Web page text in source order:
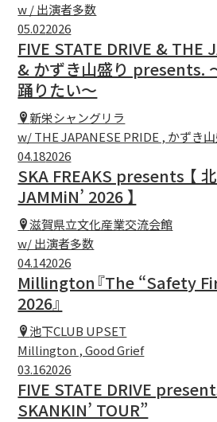
w / 出演者多数
05.022026
FIVE STATE DRIVE & THE
& かずき山盛り presents.
踊りたい〜
新栄シャングリラ
w/ THE JAPANESE PRIDE , かずき山
04.182026
SKA FREAKS presents 【
JAMMiN’ 2026 】
滋賀県立文化産業交流会館
w/ 出演者多数
04.142026
Millington『The “Safety
2026』
池下CLUB UPSET
Millington , Good Grief
03.162026
FIVE STATE DRIVE
SKANKIN’ TOUR”